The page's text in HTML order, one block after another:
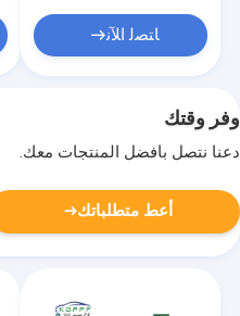
ﺎﺘﺼﻟ ﺍﻶﻧ
وفر وقتك
دعنا نتصل بأفضل المنتجات معك.
أعط متطلباتك